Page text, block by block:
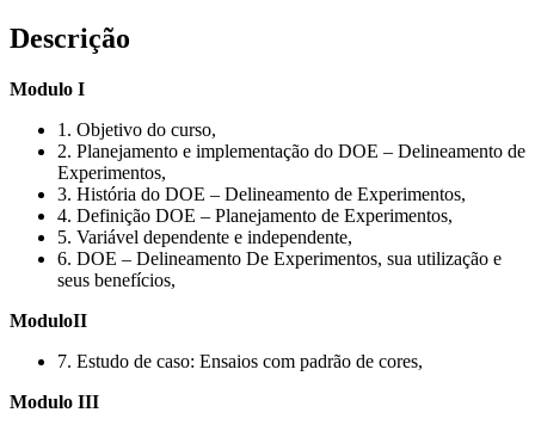
Descrição
Modulo I
1. Objetivo do curso,
2. Planejamento e implementação do DOE – Delineamento de
Experimentos,
3. História do DOE – Delineamento de Experimentos,
4. Definição DOE – Planejamento de Experimentos,
5. Variável dependente e independente,
6. DOE – Delineamento De Experimentos, sua utilização e
seus benefícios,
ModuloII
7. Estudo de caso: Ensaios com padrão de cores,
Modulo III